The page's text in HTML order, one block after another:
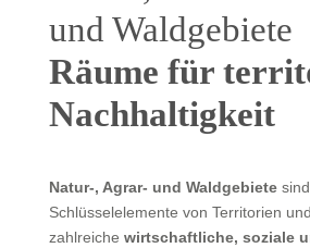
und Waldgebiete
Räume für
Nachhaltigkeit
Natur-, Agrar- und Waldgebietesind
Schlüsselelemente von Territorien
zahlreiche wirtschaftliche, soziale